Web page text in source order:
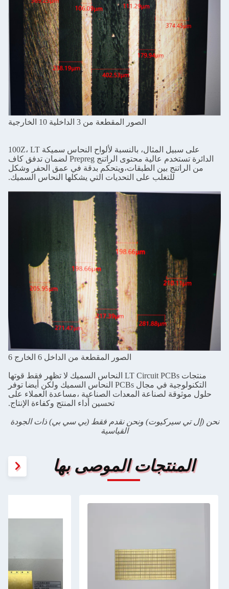
الصور المقطعة من 3 الداخلية 10 الخارجية
على سبيل المثال، بالنسبة لألواح النحاس سميكة 100Z، LT
الدائرة تستخدم عالية محتوى الراتنج Prepreg لضمان تدفق كاف
من الراتنج بين الطبقات،ويتحكم بدقة في عمق الحفر وشكل
للتغلب على التحديات التي يشكلها النحاس السميك.
الصور المقطعة من الداخل 6 الخارج 6
منتجات LT Circuit PCBs النحاس السميك لا تظهر فقط قوتها
التكنولوجية في مجال PCBs النحاس السميك ولكن أيضا توفر
حلول موثوقة لصناعة المعدات الصناعية ،مساعدة العملاء على
تحسين أداء المنتج وكفاءة الإنتاج.
نحن (إل تي سيركيوت) ونحن نقدم فقط (بي سي بي) ذات الجودة
القياسية
المنتجات الموصى بها